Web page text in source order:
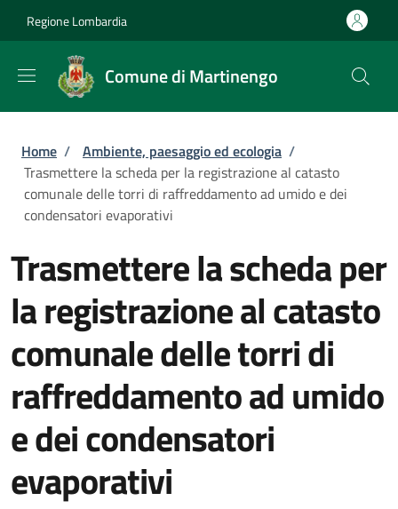
Regione Lombardia
Comune di Martinengo
Briciole di pane
Home / Ambiente, paesaggio ed ecologia /
Trasmettere la scheda per la registrazione al catasto
comunale delle torri di raffreddamento ad umido e dei
condensatori evaporativi
Trasmettere la scheda per
la registrazione al catasto
comunale delle torri di
raffreddamento ad umido
e dei condensatori
evaporativi